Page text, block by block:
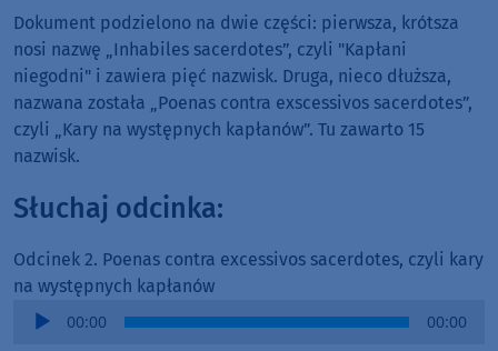
Dokument podzielono na dwie części: pierwsza, krótsza
nosi nazwę „Inhabiles sacerdotes”, czyli "Kapłani
niegodni" i zawiera pięć nazwisk. Druga, nieco dłuższa,
nazwana została „Poenas contra exscessivos sacerdotes”,
czyli „Kary na występnych kapłanów”. Tu zawarto 15
nazwisk.
Słuchaj odcinka:
Odcinek 2. Poenas contra excessivos sacerdotes, czyli kary
na występnych kapłanów
Audio
00:00 00:00